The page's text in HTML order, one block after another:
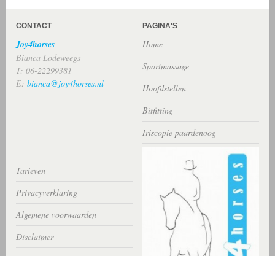
CONTACT
Joy4horses
Bianca Lodeweegs
T: 06-22299381
E:bianca@joy4horses.nl
PAGINA'S
Home
Sportmassage
Hoofdstellen
Bitfitting
Iriscopie paardenoog
Tarieven
Privacyverklaring
Algemene voorwaarden
Disclaimer